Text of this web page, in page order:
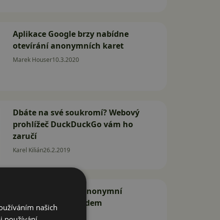
Aplikace Google brzy nabídne
otevírání anonymních karet
Marek Houser10.3.2020
Dbáte na své soukromí? Webový
prohlížeč DuckDuckGo vám ho
zaručí
Karel Kilián26.2.2019
Poradíme, jak na anonymní
surfování s Androidem
Jan Dolejš
našich